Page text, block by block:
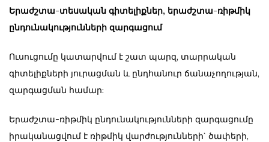
Երաժշտա-տեսական գիտելիքներ, երաժշտա-ռիթմիկ
ընդունակությունների զարգացում
Ուսուցումը կատարվում է շատ պարզ, տարրական
գիտելիքների յուրացման և ընդհանուր ճանաչողության,
զարգացման համար:
Երաժշտա-ռիթմիկ ընդունակությունների զարգացումը
իրականացվում է ռիթմիկ վարժությունների` ծափերի,